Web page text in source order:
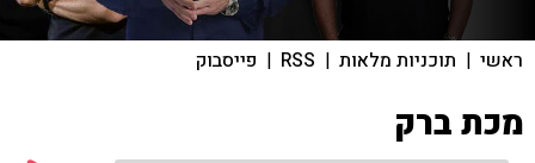
ראשי | תוכניות מלאות |
RSS
| פייסבוק
מכת ברק